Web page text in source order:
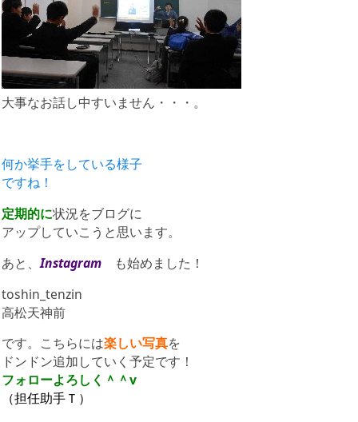
大事なお話し中すいません・・・。
何か挙手をしている様子
ですね！
定期的に状況をブログに
アップしていこうと思います。
あと、Instagram
も始めました！
toshin_tenzin
高松天神前
です。こちらには楽しい写真を
ドンドン追加していく予定です！
フォローよろしく ＾＾v
（担任助手Ｔ）